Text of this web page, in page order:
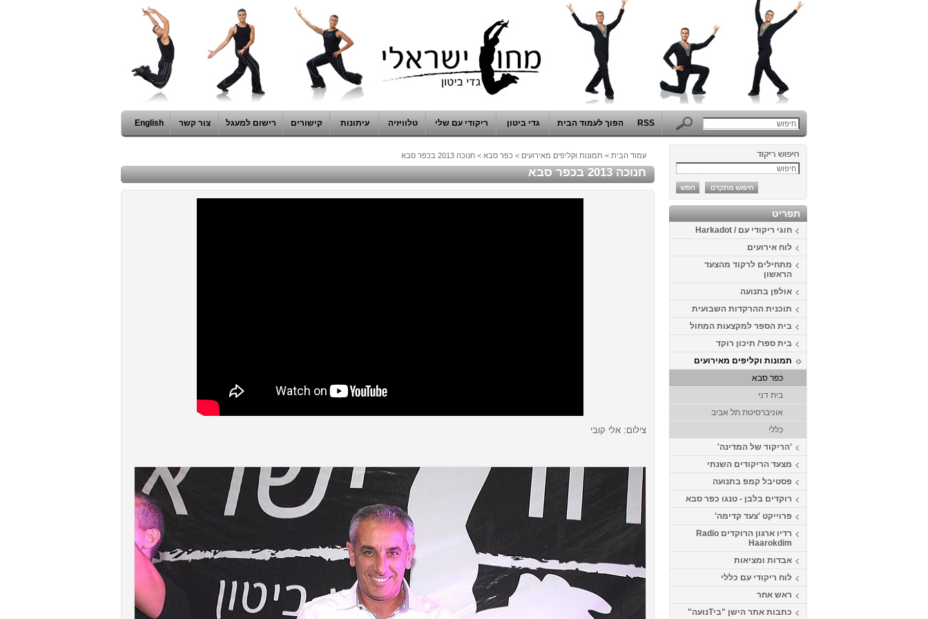
RSS הפוך לעמוד הבית גדי ביטון ריקודי עם שלי טלוויזיה עיתונות קישורים רישום למעגל צור קשר English
תפריט
חוגי ריקודי עם / Harkadot
לוח אירועים
מתחילים לרקוד מהצעד
הראשון
אולפן בתנועה
תוכנית ההרקדות השבועית
בית הספר למקצעות המחול
בית ספר/ תיכון רוקד
תמונות וקליפים מאירועים
כפר סבא
בית דני
אוניברסיטת תל אביב
כללי
'הריקוד של המדינה'
מצעד הריקודים השנתי
פסטיבל קמפ בתנועה
רוקדים בלבן - טנגו כפר סבא
פרוייקט 'צעד קדימה'
רדיו ארגון הרוקדים Radio
Haarokdim
אבדות ומציאות
לוח ריקודי עם כללי
ראש אחר
כתבות אתר הישן "ביTנועה"
עמוד הבית > תמונות וקליפים מאירועים > כפר סבא > חנוכה 2013 בכפר סבא
חנוכה 2013 בכפר סבא
צילום: אלי קובי